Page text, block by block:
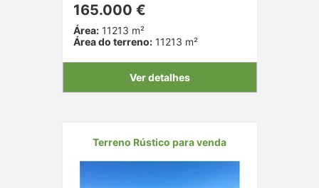
165.000 €
Área:11213 m²
Área do terreno:11213 m²
Ver detalhes
Terreno Rústico para venda